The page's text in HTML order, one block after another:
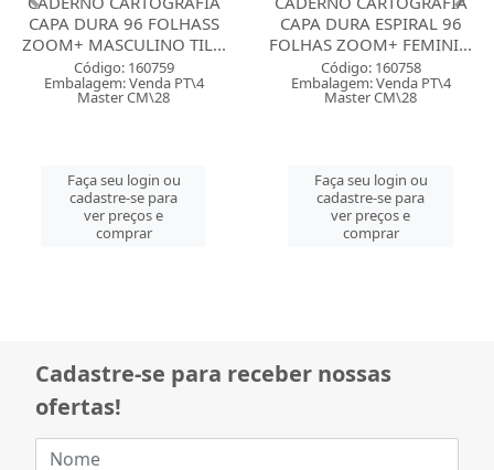
CAPA DURA 96 FOLHASS
ZOOM+ MASCULINO TIL...
Código: 160759
Embalagem: Venda PT\4
Master CM\28
Faça seu login ou
cadastre-se para
ver preços e
comprar
CAPA DURA ESPIRAL 96
FOLHAS ZOOM+ FEMINI...
Código: 160758
Embalagem: Venda PT\4
Master CM\28
Faça seu login ou
cadastre-se para
ver preços e
comprar
Cadastre-se para receber nossas
ofertas!